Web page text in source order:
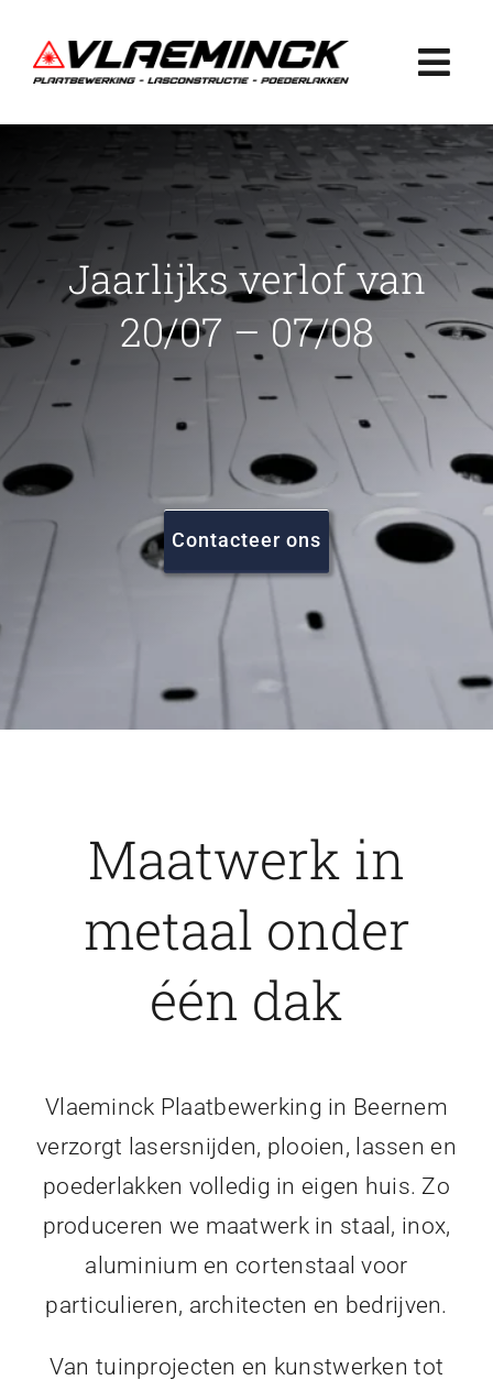
naar
inhoud
Plaatbewerking
Lasconstructie
Poederlakken
Projecten
FAQ
Vacatures
Jaarlijks verlof van
20/07 – 07/08
Contacteer ons
Maatwerk in
metaal onder
één dak
Vlaeminck Plaatbewerking in Beernem
verzorgt lasersnijden, plooien, lassen en
poederlakken volledig in eigen huis. Zo
produceren we maatwerk in staal, inox,
aluminium en cortenstaal voor
particulieren, architecten en bedrijven.
Van tuinprojecten en kunstwerken tot